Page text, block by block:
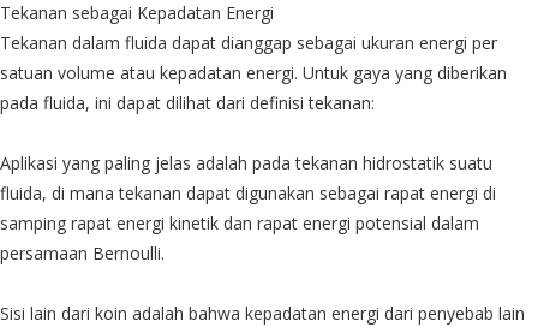
Tekanan sebagai Kepadatan Energi
Tekanan dalam fluida dapat dianggap sebagai ukuran energi per
satuan volume atau kepadatan energi. Untuk gaya yang diberikan
pada fluida, ini dapat dilihat dari definisi tekanan:
Aplikasi yang paling jelas adalah pada tekanan hidrostatik suatu
fluida, di mana tekanan dapat digunakan sebagai rapat energi di
samping rapat energi kinetik dan rapat energi potensial dalam
persamaan Bernoulli.
Sisi lain dari koin adalah bahwa kepadatan energi dari penyebab lain